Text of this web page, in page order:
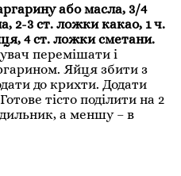
або масла, 3/4
2-3 ст. ложки какао, 1 ч.
4 ст. ложки сметани.
перемішати і
Яйця збити з
до крихти. Додати
тісто поділити на 2
а меншу – в